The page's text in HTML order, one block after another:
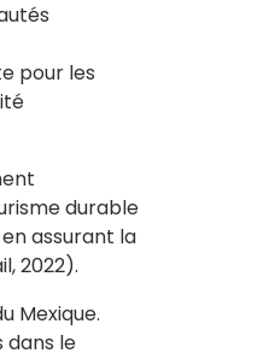
pour les
durable
assurant la
2022).
Mexique.
dans le